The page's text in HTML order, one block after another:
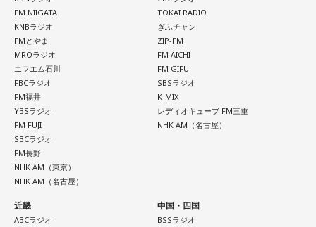
かもしれません。そんなときは、楽しむことだけに集中し
て、完璧を目指さないようにしてみてください。リラックス
して、楽しんでいくことですべてが上手くいくようになりま
すよ。
■監修者プロフィール：ムクル（mukulu）
東京・池袋占い館セレーネ所属。SATORI電話占いで月間No.1
に輝き、その後殿堂入り占い師に。最強の占い師を決定する
テレビ番組『THE 的中王』（中京テレビ）で『的中王2025』
期から聖書を愛読し、天使の存在を身近に感じながら育つ。
昔のドラマの配信は老後の楽しみになりそう。
FM NIIGATA
KNBラジオ
FMとやま
MROラジオ
エフエム石川
FBCラジオ
FM福井
YBSラジオ
FM FUJI
SBCラジオ
FM長野
NHK AM（東京）
NHK AM（名古屋）
TOKAI RADIO
ぎふチャン
ZIP-FM
FM AICHI
FM GIFU
SBSラジオ
K-MIX
レディオキューブ FM三重
NHK AM（名古屋）
近畿
ABCラジオ
中国・四国
BSSラジオ